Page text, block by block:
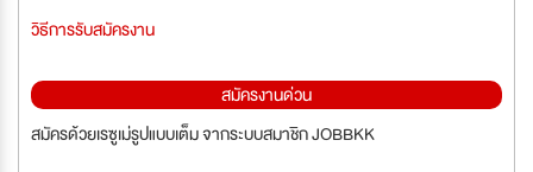
วิธีการรับสมัครงาน
สมัครงานด่วน
สมัครด้วยเรซูเม่รูปแบบเต็ม จากระบบสมาชิก JOBBKK